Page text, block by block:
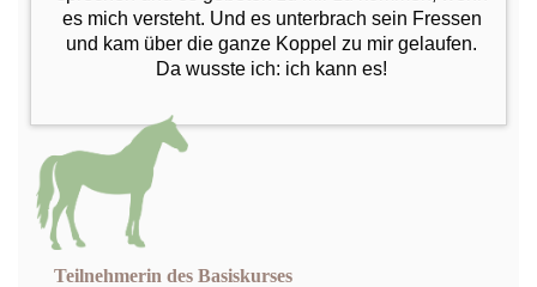
es mich versteht. Und es unterbrach sein Fressen
und kam über die ganze Koppel zu mir gelaufen.
Da wusste ich: ich kann es!
Teilnehmerin des Basiskurses